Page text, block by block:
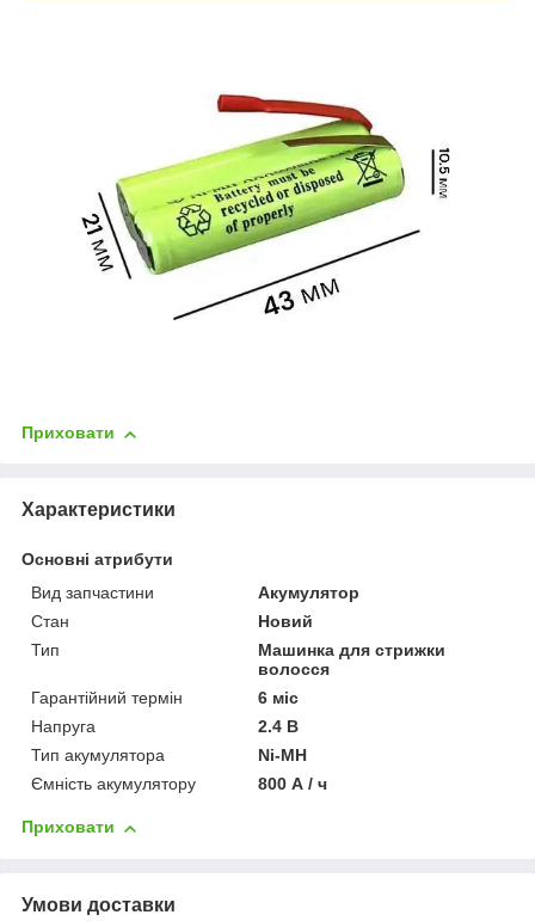
Приховати
Характеристики
Основні атрибути
Вид запчастини
Акумулятор
Стан
Новий
Тип
Машинка для стрижки
волосся
Гарантійний термін
6 міс
Напруга
2.4 В
Тип акумулятора
Ni-MH
Ємність акумулятору
800 А / ч
Приховати
Умови доставки